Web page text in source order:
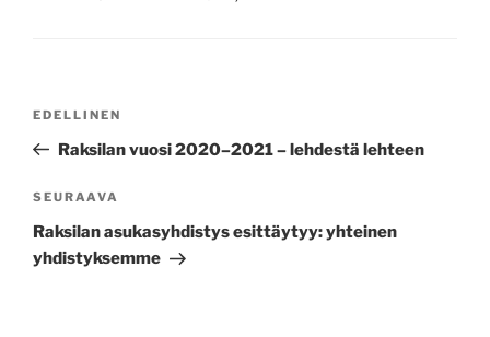
SELAUS
Edellinen
artikkeli
EDELLINEN
Raksilan vuosi 2020–2021 – lehdestä lehteen
Seuraava
artikkeli
SEURAAVA
Raksilan asukasyhdistys esittäytyy: yhteinen
yhdistyksemme